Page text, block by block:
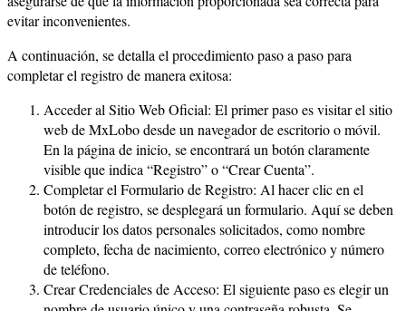
evitar inconvenientes.
A continuación, se detalla el procedimiento paso a paso para
completar el registro de manera exitosa:
Acceder al Sitio Web Oficial: El primer paso es visitar el sitio
web de MxLobo desde un navegador de escritorio o móvil.
En la página de inicio, se encontrará un botón claramente
visible que indica “Registro” o “Crear Cuenta”.
Completar el Formulario de Registro: Al hacer clic en el
botón de registro, se desplegará un formulario. Aquí se deben
introducir los datos personales solicitados, como nombre
completo, fecha de nacimiento, correo electrónico y número
de teléfono.
Crear Credenciales de Acceso: El siguiente paso es elegir un